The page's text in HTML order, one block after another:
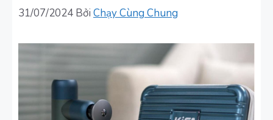
31/07/2024 Bởi Chạy Cùng Chung